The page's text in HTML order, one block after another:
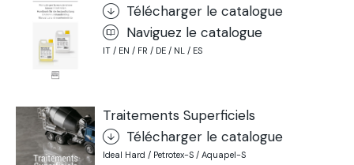
Télécharger le catalogue
Naviguez le catalogue
IT / EN / FR / DE / NL / ES
Traitements Superficiels
Télécharger le catalogue
Ideal Hard / Petrotex-S / Aquapel-S